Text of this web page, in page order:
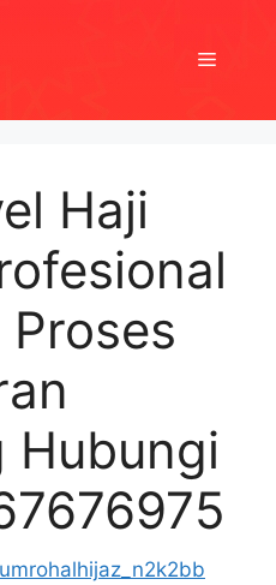
Menu
Haji
Hubungi
umrohalhijaz_n2k2bb